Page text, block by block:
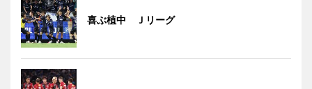
喜ぶ植中 Ｊリーグ